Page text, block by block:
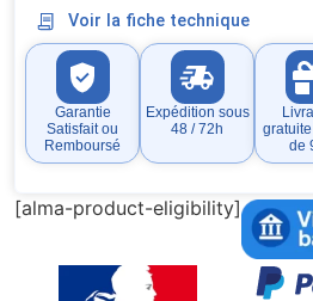
Voir la fiche technique
Garantie
Satisfait ou
Remboursé
Expédition sous
48 / 72h
de
[alma-product-eligibility]